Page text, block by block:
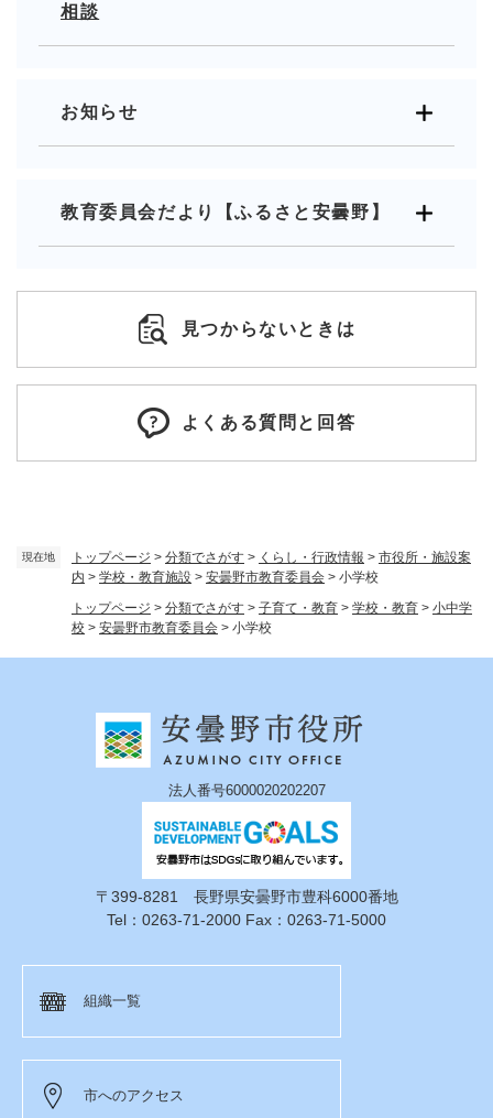
現在地 トップページ > 分類でさがす > くらし・行政情報 > 市役所・施設案
内 > 学校・教育施設 > 安曇野市教育委員会 > 小学校
トップページ > 分類でさがす > 子育て・教育 > 学校・教育 > 小中学
校 > 安曇野市教育委員会 > 小学校
相談
お知らせ
教育委員会だより【ふるさと安曇野】
見つからないときは
よくある質問と回答
法人番号6000020202207
〒399-8281 長野県安曇野市豊科6000番地
Tel：0263-71-2000 Fax：0263-71-5000
組織一覧
市へのアクセス